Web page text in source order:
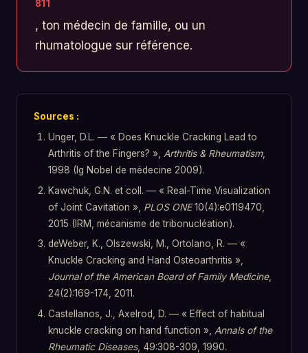
811
, ton médecin de famille, ou un
rhumatologue sur référence.
Sources :
Unger, D.L. — « Does Knuckle Cracking Lead to
Arthritis of the Fingers? », Arthritis & Rheumatism,
1998 (Ig Nobel de médecine 2009).
Kawchuk, G.N. et coll. — « Real-Time Visualization
of Joint Cavitation », PLOS ONE10(4):e0119470,
2015 (IRM, mécanisme de tribonucléation).
deWeber, K., Olszewski, M., Ortolano, R. — «
Knuckle Cracking and Hand Osteoarthritis »,
Journal of the American Board of Family Medicine,
24(2):169-174, 2011.
Castellanos, J., Axelrod, D. — « Effect of habitual
knuckle cracking on hand function », Annals of the
Rheumatic Diseases, 49:308-309, 1990.